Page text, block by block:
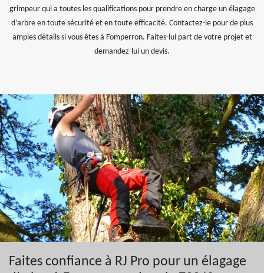
grimpeur qui a toutes les qualifications pour prendre en charge un élagage
d’arbre en toute sécurité et en toute efficacité. Contactez-le pour de plus
amples détails si vous êtes à Fomperron. Faites-lui part de votre projet et
demandez-lui un devis.
Faites confiance à RJ Pro pour un élagage